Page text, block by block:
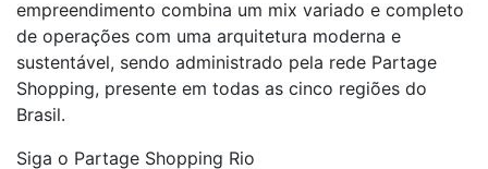
empreendimento combina um mix variado e completo
de operações com uma arquitetura moderna e
sustentável, sendo administrado pela rede Partage
Shopping, presente em todas as cinco regiões do
Brasil.
Siga o Partage Shopping Rio